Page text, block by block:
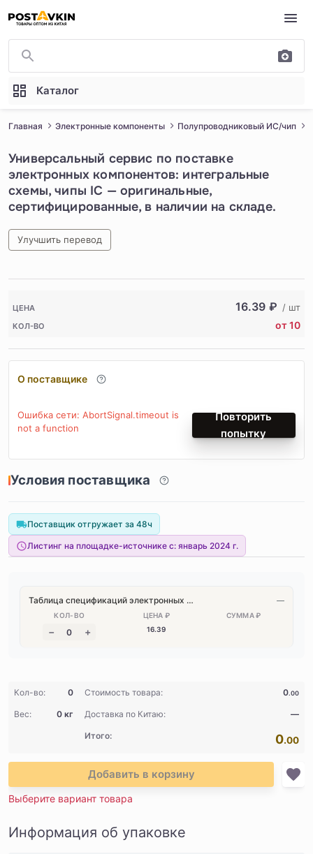
Перейти к основному содержимому
Каталог
Главная Электронные компоненты Полупроводниковый ИС/чип
Универсальный сервис по поставке
электронных компонентов: интегральные
схемы, чипы IC — оригинальные,
сертифицированные, в наличии на складе.
Улучшить перевод
ЦЕНА 16.39 ₽ / шт
КОЛ-ВО от 10
О поставщике
Ошибка сети: AbortSignal.timeout is
not a function
Повторить
попытку
Условия поставщика
Поставщик отгружает за 48ч
Листинг на площадке-источнике с: январь 2024 г.
Таблица спецификаций электронных компонентов
16.39
—
Кол-во: 0 Стоимость товара: 0.00
Вес: 0 кг Доставка по Китаю: —
Итого: 0.00
Добавить в корзину
Выберите вариант товара
Информация об упаковке